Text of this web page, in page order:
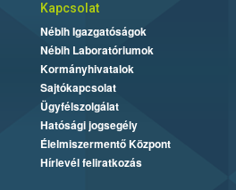
Kapcsolat
Nébih Igazgatóságok
Nébih Laboratóriumok
Kormányhivatalok
Sajtókapcsolat
Ügyfélszolgálat
Hatósági jogsegély
Élelmiszermentő Központ
Hírlevél feliratkozás